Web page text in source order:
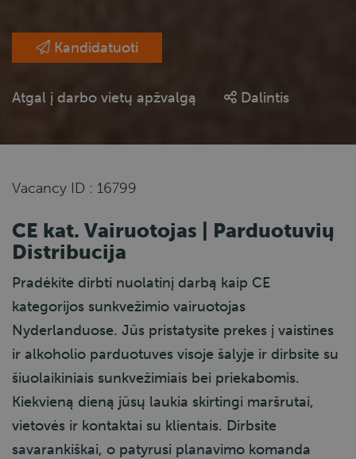
Kandidatuoti
Atgal į darbo vietų apžvalgą Dalintis
Vacancy ID : 16799
CE kat. Vairuotojas | Parduotuvių
Distribucija
Pradėkite dirbti nuolatinį darbą kaip CE
kategorijos sunkvežimio vairuotojas
Nyderlanduose. Jūs pristatysite prekes į vaistines
ir alkoholio parduotuves visoje šalyje ir dirbsite su
šiuolaikiniais sunkvežimiais bei priekabomis.
Kiekvieną dieną jūsų laukia skirtingi maršrutai,
vietovės ir kontaktai su klientais. Dirbsite
savarankiškai, o patyrusi planavimo komanda